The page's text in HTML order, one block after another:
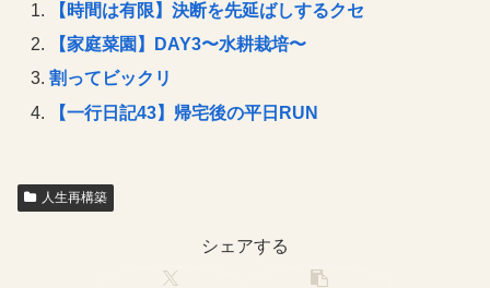
【時間は有限】決断を先延ばしするクセ
【家庭菜園】DAY3〜水耕栽培〜
割ってビックリ
【一行日記43】帰宅後の平日RUN
人生再構築
シェアする